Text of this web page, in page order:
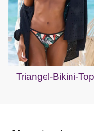
Triangel-Bikini-Top